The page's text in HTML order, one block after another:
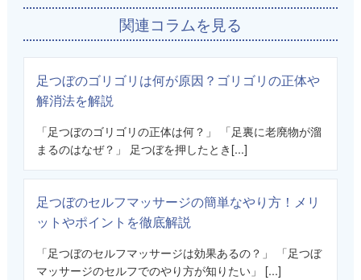
関連コラムを見る
足つぼのゴリゴリは何が原因？ゴリゴリの正体や
解消法を解説
「足つぼのゴリゴリの正体は何？」 「足裏に老廃物が溜
まるのはなぜ？」 足つぼを押したとき[...]
足つぼのセルフマッサージの簡単なやり方！メリ
ットやポイントを徹底解説
「足つぼのセルフマッサージは効果あるの？」 「足つぼ
マッサージのセルフでのやり方が知りたい」 [...]